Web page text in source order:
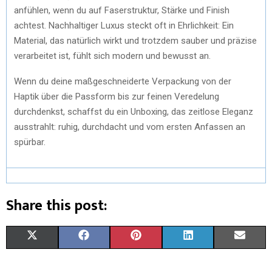
anfühlen, wenn du auf Faserstruktur, Stärke und Finish
achtest. Nachhaltiger Luxus steckt oft in Ehrlichkeit: Ein
Material, das natürlich wirkt und trotzdem sauber und präzise
verarbeitet ist, fühlt sich modern und bewusst an.
Wenn du deine maßgeschneiderte Verpackung von der
Haptik über die Passform bis zur feinen Veredelung
durchdenkst, schaffst du ein Unboxing, das zeitlose Eleganz
ausstrahlt: ruhig, durchdacht und vom ersten Anfassen an
spürbar.
Share this post: